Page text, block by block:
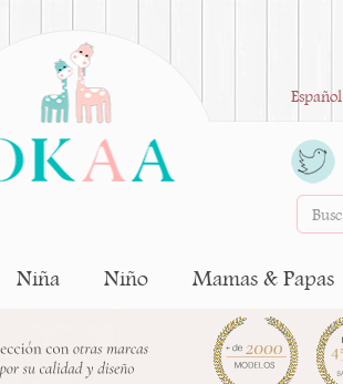
Español
Niña Niño Mamas & Papas